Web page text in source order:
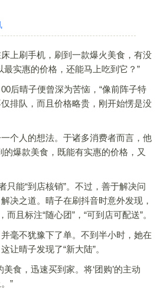
刷手机，刷到一款爆火美食，有没
最实惠的价格，还能马上吃到它？”
晴子便曾深为苦恼，“像前阵子特
排队，而且价格略贵，刚开始愣是没
人的想法。于诸多消费者而言，他
的爆款美食，既能有实惠的价格，又
能“到店核销”。不过，善于解决问
决之道。晴子在刷抖音时意外发现，
而且标注“随心团”，“可到店可配送”。
不犹豫下了单。不到半小时，她在
让晴子发现了“新大陆”。
食，迅速买到家。将‘团购’的主动
”